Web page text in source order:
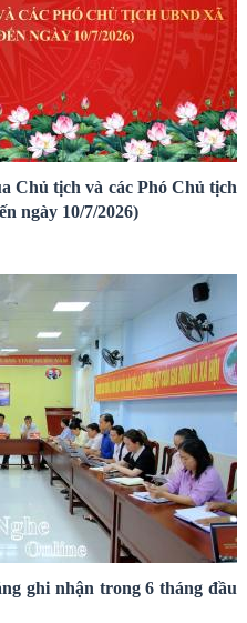
Chủ tịch và các Phó Chủ tịch
ngày 10/7/2026)
ghi nhận trong 6 tháng đầu